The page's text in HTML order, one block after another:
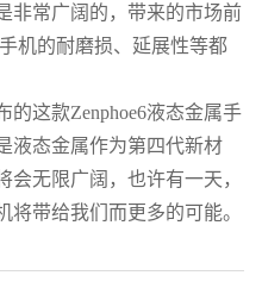
非常广阔的，带来的市场前
机的耐磨损、延展性等都
的这款Zenphoe6液态金属手
液态金属作为第四代新材
无限广阔，也许有一天，
带给我们而更多的可能。